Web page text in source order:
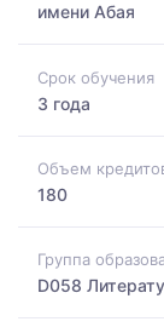
имени Абая
Срок обучения
3 года
Объем
180
Группа
D058